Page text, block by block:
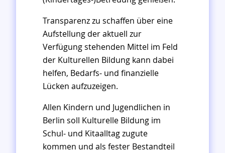
Transparenz zu schaffen über eine
Aufstellung der aktuell zur
Verfügung stehenden Mittel im Feld
der Kulturellen Bildung kann dabei
helfen, Bedarfs- und finanzielle
Lücken aufzuzeigen.
Allen Kindern und Jugendlichen in
Berlin soll Kulturelle Bildung im
Schul- und Kitaalltag zugute
kommen und als fester Bestandteil